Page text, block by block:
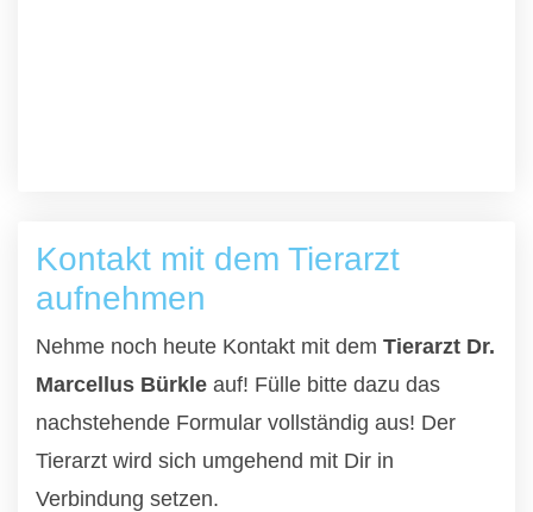
Kontakt mit dem Tierarzt
aufnehmen
Nehme noch heute Kontakt mit dem Tierarzt Dr.
Marcellus Bürkle auf! Fülle bitte dazu das
nachstehende Formular vollständig aus! Der
Tierarzt wird sich umgehend mit Dir in
Verbindung setzen.